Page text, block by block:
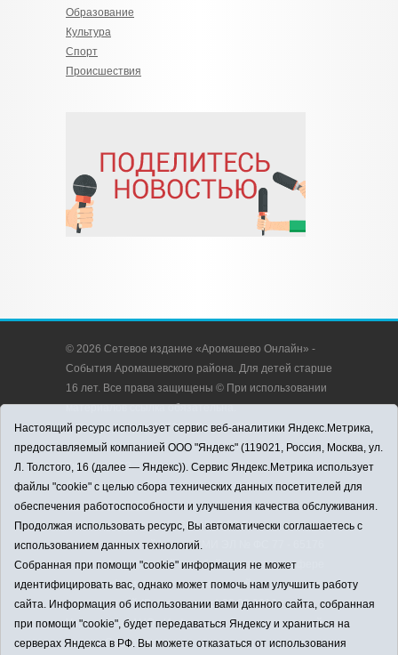
Образование
Культура
Спорт
Происшествия
© 2026 Сетевое издание «Аромашево Онлайн» -
События Аромашевского района. Для детей старше
16 лет. Все права защищены © При использовании
материалов ссылка обязательна.
Адрес редакции: 627350, Россия, Тюменская
область, Аромашевский район, с. Аромашево, ул.
Кирова, д. 13.
Адрес электронной почты редакции:
strudu72@obl72.ru
Телефон редакции: 8 (34545) 2-30-58
Регистрационный номер СМИ ЭЛ № ФС 77 - 65176
выдано Федеральной службой по надзору в сфере
связи, информационных технологий и массовых
коммуникаций (Роскомнадзор) 28.03.2016 г.
Учредитель: АНО «Информационно-издательский
центр «Слава труду».
Настоящий ресурс использует сервис веб-аналитики Яндекс.Метрика,
предоставляемый компанией ООО "Яндекс" (119021, Россия, Москва, ул.
Л. Толстого, 16 (далее — Яндекс)). Сервис Яндекс.Метрика использует
файлы "cookie" с целью сбора технических данных посетителей для
обеспечения работоспособности и улучшения качества обслуживания.
Продолжая использовать ресурс, Вы автоматически соглашаетесь с
использованием данных технологий.
Собранная при помощи "cookie" информация не может
идентифицировать вас, однако может помочь нам улучшить работу
сайта. Информация об использовании вами данного сайта, собранная
при помощи "cookie", будет передаваться Яндексу и храниться на
серверах Яндекса в РФ. Вы можете отказаться от использования